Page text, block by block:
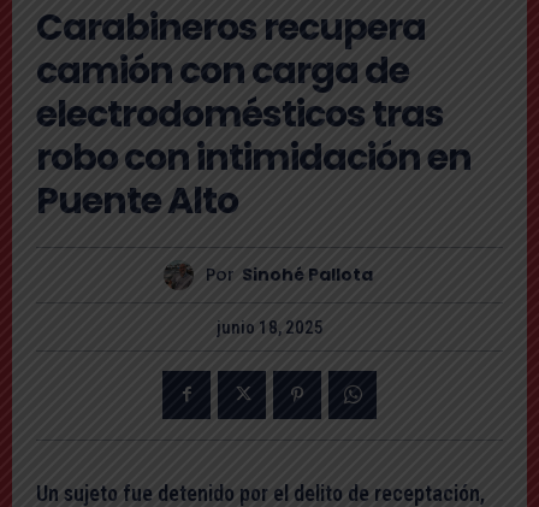
Carabineros recupera
camión con carga de
electrodomésticos tras
robo con intimidación en
Puente Alto
Por Sinohé Pallota
junio 18, 2025
Un sujeto fue detenido por el delito de receptación,